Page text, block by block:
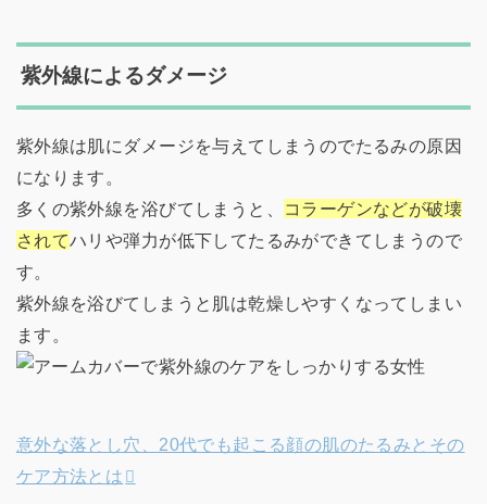
紫外線によるダメージ
紫外線は肌にダメージを与えてしまうのでたるみの原因
になります。
多くの紫外線を浴びてしまうと、
コラーゲンなどが破壊
されてハリや弾力が低下してたるみができてしまうので
す。
紫外線を浴びてしまうと肌は乾燥しやすくなってしまい
ます。
意外な落とし穴、20代でも起こる顔の肌のたるみとその
ケア方法とは